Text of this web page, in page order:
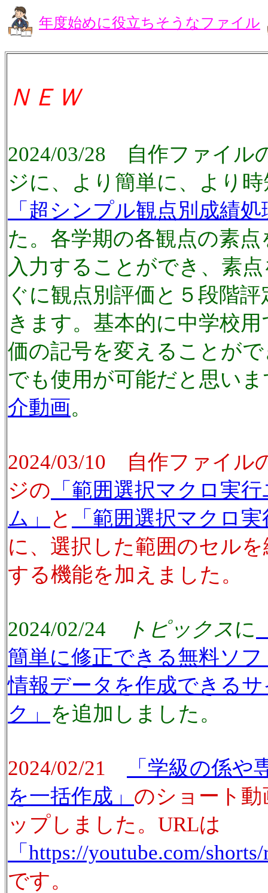
年度始めに役立ちそうなファイル
ＮＥＷ
2024/03/28 自作ファイル
ジに、より簡単に、より
「超シンプル観点別成績処
た。各学期の各観点の素
入力することができ、素
ぐに観点別評価と５段階
きます。基本的に中学校
価の記号を変えることが
でも使用が可能だと思い
介動画。
2024/03/10 自作ファイル
ジの 「範囲選択マクロ実
ム」
と
「範囲選択マクロ
に、選択した範囲のセル
する機能を加えました。
2024/02/24 トピックスに
簡単に修正できる無料ソフ
情報データを作成できる
ク」
を追加しました。
2024/02/21
「学級の係や
を一括作成」 のショート動
ップしました。URLは
「https://youtube.com/
です。